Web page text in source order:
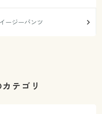
イージーパンツ
テゴリ